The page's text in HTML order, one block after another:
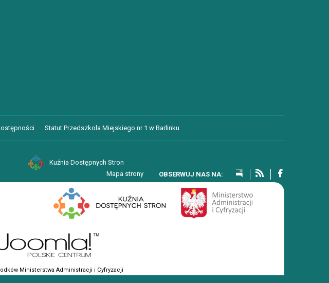
Statut Przedszkola Miejskiego nr 1 w Barlinku
Kuźnia Dostępnych Stron
Mapa strony
Ministerstwa Administracji i Cyfryzacji